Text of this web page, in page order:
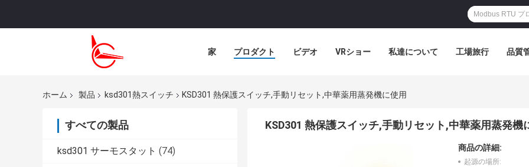
家 プロダクト ビデオ VRショー 私達について 工場旅行 品質
ホーム 製品 ksd301熱スイッチ KSD301 熱保護スイッチ,手動リセット,中華薬用蒸発機に使用
すべての製品
ksd301 サーモスタット (74)
KSD301 熱保護スイッチ,手動リセット,中華薬用蒸発機
商品の詳細:
起源の場所: